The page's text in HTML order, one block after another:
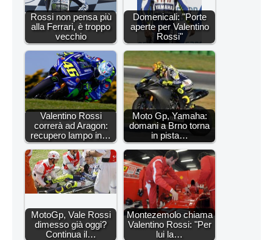
Rossi non pensa più
alla Ferrari, è troppo
vecchio
Domenicali: "Porte
aperte per Valentino
Rossi"
Valentino Rossi
correrà ad Aragon:
recupero lampo in…
Moto Gp, Yamaha:
domani a Brno torna
in pista…
MotoGp, Vale Rossi
dimesso già oggi?
Continua il…
Montezemolo chiama
Valentino Rossi: "Per
lui la…